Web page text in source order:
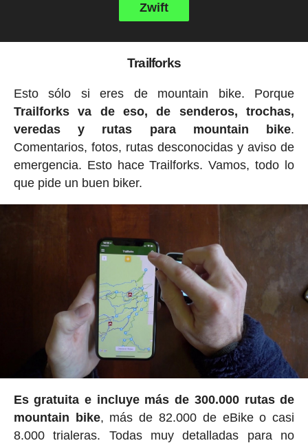
Zwift
Trailforks
Esto sólo si eres de mountain bike. Porque
Trailforks va de eso, de senderos, trochas,
veredas y rutas para mountain bike.
Comentarios, fotos, rutas desconocidas y aviso de
emergencia. Esto hace Trailforks. Vamos, todo lo
que pide un buen biker.
Es gratuita e incluye más de 300.000 rutas de
mountain bike, más de 82.000 de eBike o casi
8.000 trialeras. Todas muy detalladas para no